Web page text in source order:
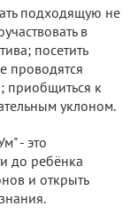
подходящую не
в
посетить
проводятся
приобщиться к
уклоном.
- это
до ребёнка
и открыть